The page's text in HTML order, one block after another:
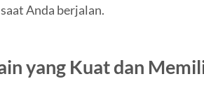
Anda berjalan.
yang Kuat dan